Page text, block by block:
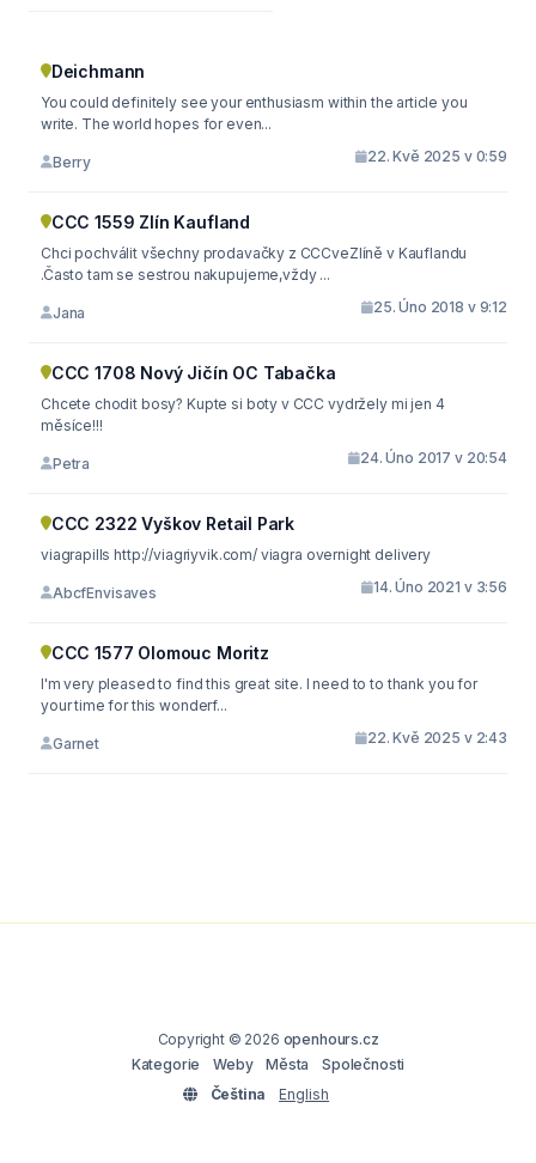
Deichmann
You could definitely see your enthusiasm within the article you
write. The world hopes for even...
Berry 22. Kvě 2025 v 0:59
CCC 1559 Zlín Kaufland
Chci pochválit všechny prodavačky z CCCveZlíně v Kauflandu
.Často tam se sestrou nakupujeme,vždy ...
Jana 25. Úno 2018 v 9:12
CCC 1708 Nový Jičín OC Tabačka
Chcete chodit bosy? Kupte si boty v CCC vydržely mi jen 4
měsíce!!!
Petra 24. Úno 2017 v 20:54
CCC 2322 Vyškov Retail Park
viagrapills http://viagriyvik.com/ viagra overnight delivery
AbcfEnvisaves 14. Úno 2021 v 3:56
CCC 1577 Olomouc Moritz
I'm very pleased to find this great site. I need to to thank you for
your time for this wonderf...
Garnet 22. Kvě 2025 v 2:43
Copyright © 2026 openhours.cz
Kategorie
Weby Města
Společnosti
Čeština
English